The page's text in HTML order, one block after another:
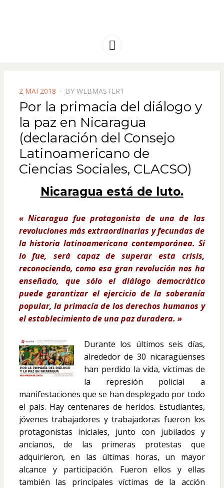
AMERIQUE
Menu
POSTED
ON
2 MAI 2018 BY WEBMASTER1
Por la primacia del diálogo y
la paz en Nicaragua
(declaración del Consejo
Latinoamericano de
Ciencias Sociales, CLACSO)
Nicaragua está de luto.
« Nicaragua fue protagonista de una de las
revoluciones más extraordinarias y fecundas de
la historia latinoamericana contemporánea. Si
lo fue, será capaz de superar esta crisis,
reconociendo, como esa gran revolución nos ha
enseñado, que sólo el diálogo democrático
puede garantizar el ejercicio de la soberanía
popular, la primacía de los derechos humanos y
el establecimiento de una paz duradera. »
Durante los últimos seis días,
alrededor de 30 nicaragüenses
han perdido la vida, víctimas de
la represión policial a
manifestaciones que se han desplegado por todo
el país. Hay centenares de heridos. Estudiantes,
jóvenes trabajadores y trabajadoras fueron los
protagonistas iniciales, junto con jubilados y
ancianos, de las primeras protestas que
adquirieron, en las últimas horas, un mayor
alcance y participación. Fueron ellos y ellas
también las principales víctimas de la acción